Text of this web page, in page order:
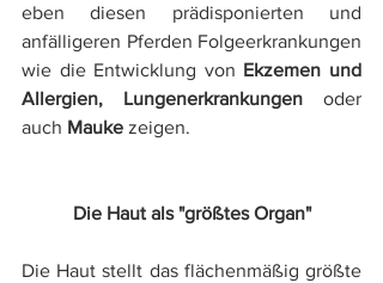
eben diesen prädisponierten und
anfälligeren Pferden Folgeerkrankungen
wie die Entwicklung von Ekzemen und
Allergien, Lungenerkrankungen oder
auch Mauke zeigen.
Die Haut als "größtes Organ"
Die Haut stellt das flächenmäßig größte